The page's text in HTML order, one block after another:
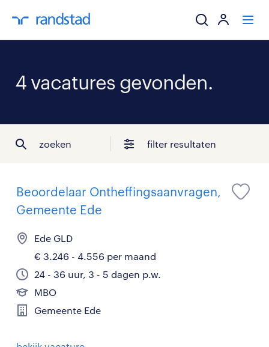
ik zoek een
4 vacatures gevonden.
zoeken filter resultaten
Beoordelaar Ontheffingsaanvragen,
Gemeente Ede
Ede GLD
€ 3.246 - 4.556 per maand
24 - 36 uur, 3 - 5 dagen p.w.
MBO
Gemeente Ede